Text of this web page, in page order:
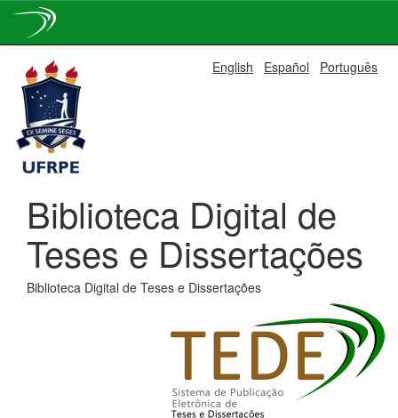
navigation
English Español Português
Biblioteca Digital de
Teses e Dissertações
Biblioteca Digital de Teses e Dissertações